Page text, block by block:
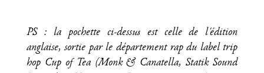
PS : la pochette ci-dessus est celle de l'édition
anglaise, sortie par le département rap du label trip
hop Cup of Tea (Monk & Canatella, Statik Sound